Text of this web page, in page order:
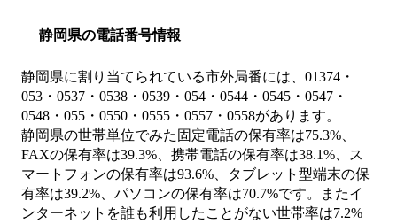
静岡県の電話番号情報
静岡県に割り当てられている市外局番には、01374・
053・0537・0538・0539・054・0544・0545・0547・
0548・055・0550・0555・0557・0558があります。
静岡県の世帯単位でみた固定電話の保有率は75.3%、
FAXの保有率は39.3%、携帯電話の保有率は38.1%、ス
マートフォンの保有率は93.6%、タブレット型端末の保
有率は39.2%、パソコンの保有率は70.7%です。またイ
ンターネットを誰も利用したことがない世帯率は7.2%